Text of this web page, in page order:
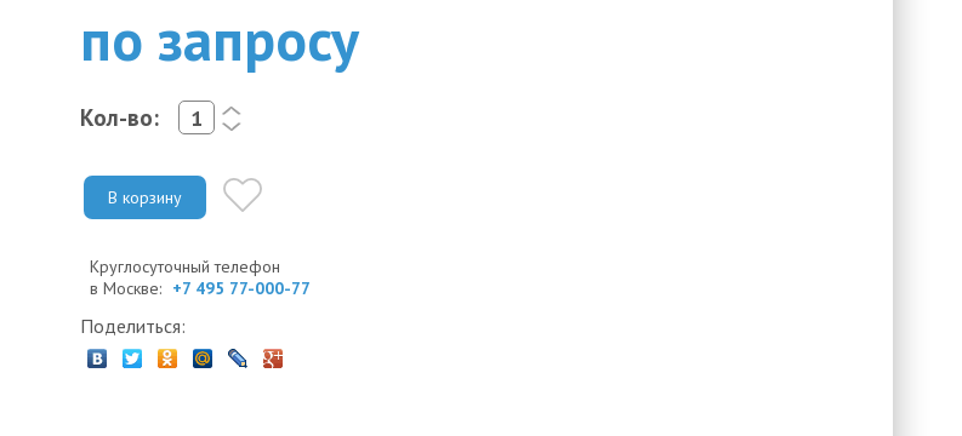
по запросу
Кол-во:
<
>
В корзину
Круглосуточный телефон
в Москве: +7 495 77-000-77
Поделиться: